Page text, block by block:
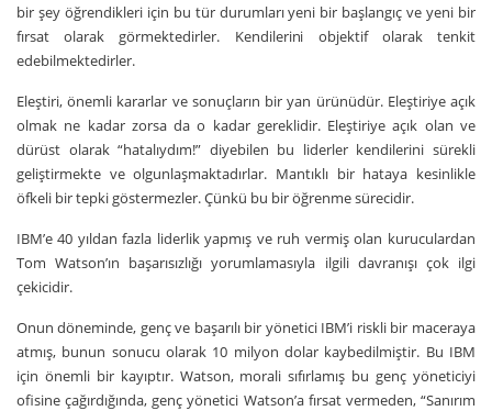
bir şey öğrendikleri için bu tür durumları yeni bir başlangıç ve yeni bir
fırsat olarak görmektedirler. Kendilerini objektif olarak tenkit
edebilmektedirler.
Eleştiri, önemli kararlar ve sonuçların bir yan ürünüdür. Eleştiriye açık
olmak ne kadar zorsa da o kadar gereklidir. Eleştiriye açık olan ve
dürüst olarak “hatalıydım!” diyebilen bu liderler kendilerini sürekli
geliştirmekte ve olgunlaşmaktadırlar. Mantıklı bir hataya kesinlikle
öfkeli bir tepki göstermezler. Çünkü bu bir öğrenme sürecidir.
IBM’e 40 yıldan fazla liderlik yapmış ve ruh vermiş olan kuruculardan
Tom Watson’ın başarısızlığı yorumlamasıyla ilgili davranışı çok ilgi
çekicidir.
Onun döneminde, genç ve başarılı bir yönetici IBM’i riskli bir maceraya
atmış, bunun sonucu olarak 10 milyon dolar kaybedilmiştir. Bu IBM
için önemli bir kayıptır. Watson, morali sıfırlamış bu genç yöneticiyi
ofisine çağırdığında, genç yönetici Watson’a fırsat vermeden, “Sanırım